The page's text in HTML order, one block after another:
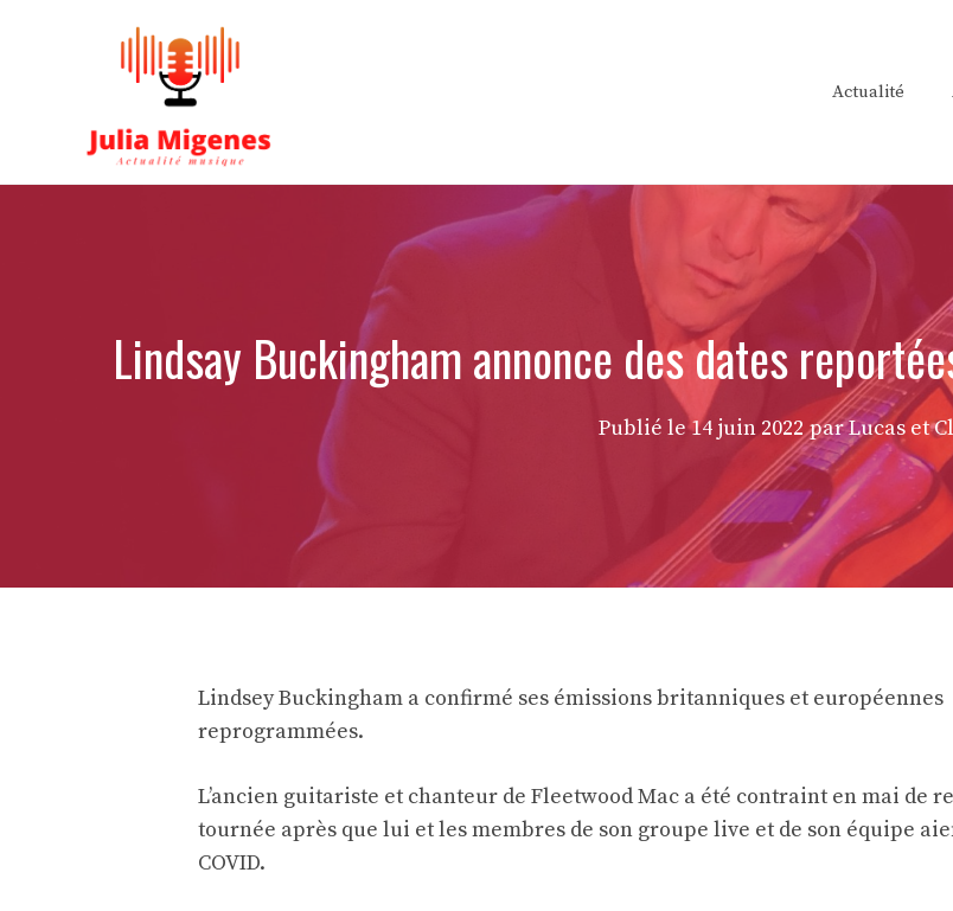
Actualité
Lindsay Buckingham annonce des dates
Publié le14 juin 2022 par Lucas et
Lindsey Buckingham a confirmé ses émissions britanniques et européennes
reprogrammées.
L’ancien guitariste et chanteur de Fleetwood Mac a été contraint en mai de
tournée après que lui et les membres de son groupe live et de son équipe
COVID.